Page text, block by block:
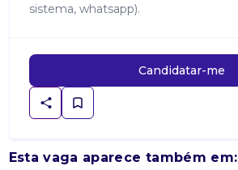
sistema, whatsapp).
Candidatar-me
Esta vaga aparece também em: